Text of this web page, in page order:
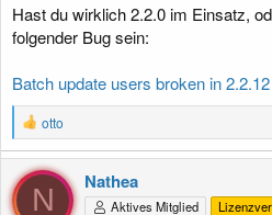
Hast du wirklich 2.2.0 im Einsatz,
folgender Bug sein:
Batch update users broken in 2.2.12
R
e
a
k
t
i
otto
N
Nathea
Aktives Mitglied